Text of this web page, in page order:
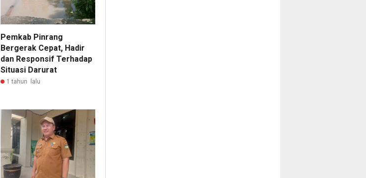
Pemkab Pinrang
Bergerak Cepat, Hadir
dan Responsif Terhadap
Situasi Darurat
1 tahun lalu